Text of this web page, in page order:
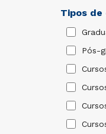
Tipos de
Pós-